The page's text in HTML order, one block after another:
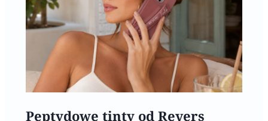
Peptydowe tinty od Revers